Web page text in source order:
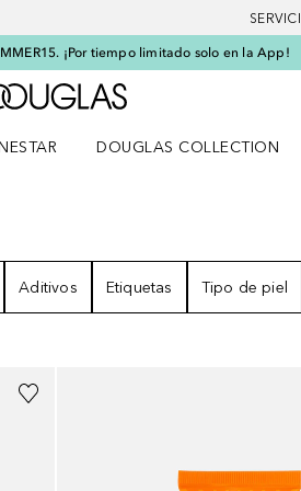
¡Por tiempo limitado solo en la App!
A Douglas Home
DOUGLAS COLLECTION
Aditivos Etiquetas Tipo de piel